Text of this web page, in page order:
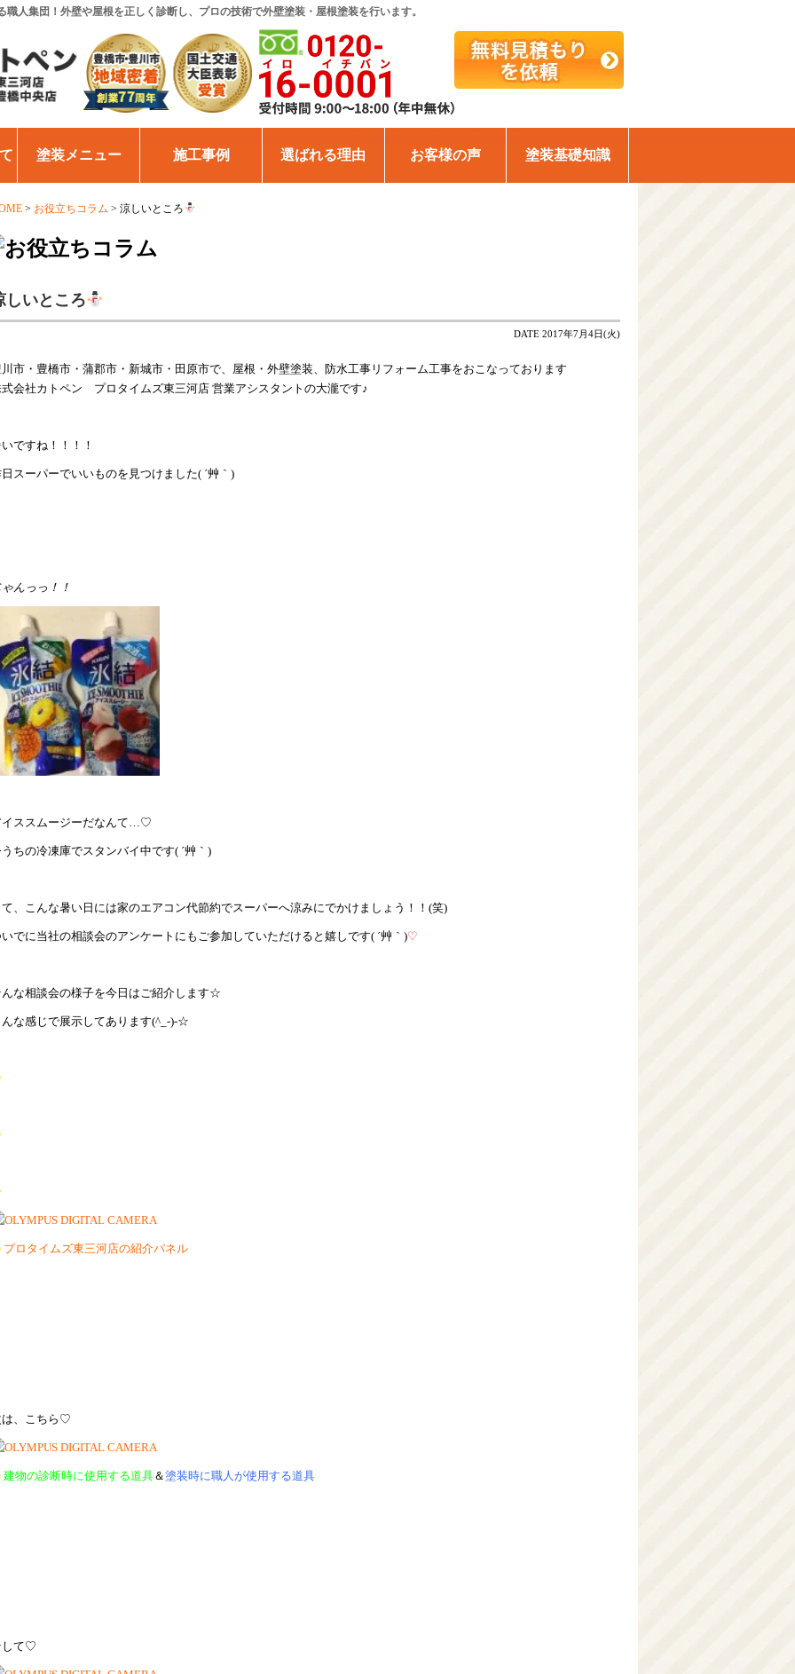
人集団！外壁や屋根を正しく診断し、プロの技術で外壁塗装・屋根塗装を行います。
塗装メニュー 施工事例 選ばれる理由 お客様の声 塗装基礎知識
> お役立ちコラム > 涼しいところ
しいところ
DATE 2017年7月4日(火)
市・豊橋市・蒲郡市・新城市・田原市で、屋根・外壁塗装、防水工事リフォーム工事をおこなっております
会社カトペン プロタイムズ東三河店 営業アシスタントの大瀧です♪
ですね！！！！
スーパーでいいものを見つけました( ´艸｀)
んっっ！！
イススムージーだなんて…♡
ちの冷凍庫でスタンバイ中です( ´艸｀)
、こんな暑い日には家のエアコン代節約でスーパーへ涼みにでかけましょう！！(笑)
でに当社の相談会のアンケートにもご参加していただけると嬉しです( ´艸｀)♡
な相談会の様子を今日はご紹介します☆
な感じで展示してあります(^_-)-☆
プロタイムズ東三河店の紹介パネル
は、こちら♡
建物の診断時に使用する道具＆塗装時に職人が使用する道具
して♡